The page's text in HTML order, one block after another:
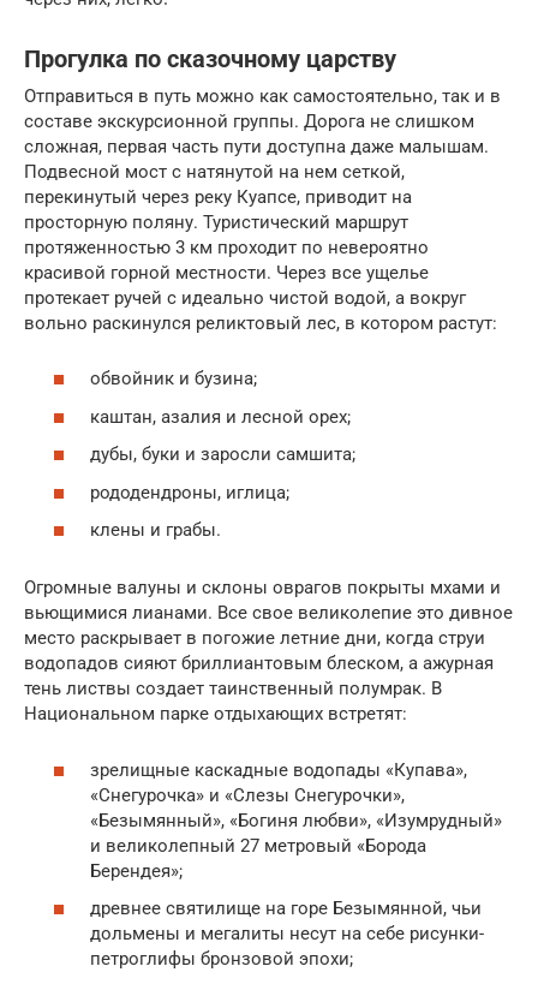
Прогулка по сказочному царству
Отправиться в путь можно как самостоятельно, так и в
составе экскурсионной группы. Дорога не слишком
сложная, первая часть пути доступна даже малышам.
Подвесной мост с натянутой на нем сеткой,
перекинутый через реку Куапсе, приводит на
просторную поляну. Туристический маршрут
протяженностью 3 км проходит по невероятно
красивой горной местности. Через все ущелье
протекает ручей с идеально чистой водой, а вокруг
вольно раскинулся реликтовый лес, в котором растут:
обвойник и бузина;
каштан, азалия и лесной орех;
дубы, буки и заросли самшита;
рододендроны, иглица;
клены и грабы.
Огромные валуны и склоны оврагов покрыты мхами и
вьющимися лианами. Все свое великолепие это дивное
место раскрывает в погожие летние дни, когда струи
водопадов сияют бриллиантовым блеском, а ажурная
тень листвы создает таинственный полумрак. В
Национальном парке отдыхающих встретят:
зрелищные каскадные водопады «Купава»,
«Снегурочка» и «Слезы Снегурочки»,
«Безымянный», «Богиня любви», «Изумрудный»
и великолепный 27 метровый «Борода
Берендея»;
древнее святилище на горе Безымянной, чьи
дольмены и мегалиты несут на себе рисунки-
петроглифы бронзовой эпохи;